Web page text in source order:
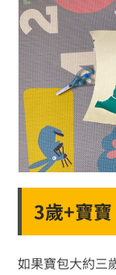
3歲+寶
如果寶包大約三